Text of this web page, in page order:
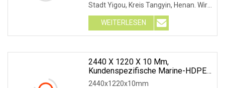
Stadt Yigou, Kreis Tangyin, Henan. Wir
sind ein
WEITERLESEN
2440 X 1220 X 10 Mm,
Kundenspezifische Marine-HDPE-
Platten
2440x1220x10mm